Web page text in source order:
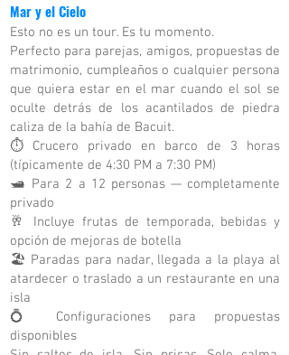
Mar y el Cielo
Esto no es un tour. Es tu momento.
Perfecto para parejas, amigos, propuestas de
matrimonio, cumpleaños o cualquier persona
que quiera estar en el mar cuando el sol se
oculte detrás de los acantilados de piedra
caliza de la bahía de Bacuit.
⏱ Crucero privado en barco de 3 horas
(típicamente de 4:30 PM a 7:30 PM)
🛥 Para 2 a 12 personas — completamente
privado
🥂 Incluye frutas de temporada, bebidas y
opción de mejoras de botella
🏖 Paradas para nadar, llegada a la playa al
atardecer o traslado a un restaurante en una
isla
💍 Configuraciones para propuestas
disponibles